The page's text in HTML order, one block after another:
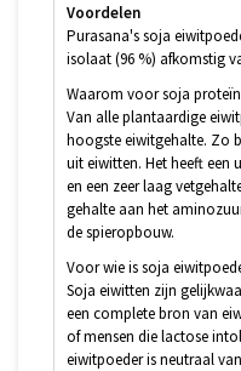
Voordelen
Purasana's soja
isolaat (96 %) afkomstig
Waarom voor soja
Van alle plantaardige
hoogste eiwitgehalte. Zo
uit eiwitten. Het heeft een
en een zeer laag
gehalte aan het
de spieropbouw.
Voor wie is soja
Soja eiwitten zijn
een complete bron van
of mensen die lactose
eiwitpoeder is neutraal